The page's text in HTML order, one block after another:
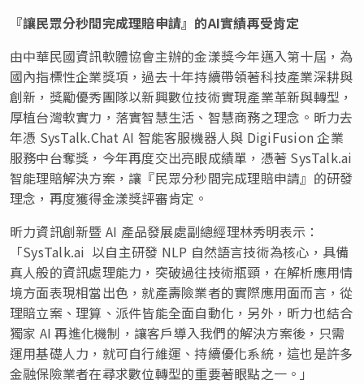
『讓民眾分秒間完成理賠申請』的AI實績再受肯定
由中華民國資訊軟體協會主辦的金漾獎今年邁入第十屆，為
國內指標性企業獎項，過去十年持續帶領著科技產業深耕與
創新，獎勵優秀團隊以新興數位技術實現產業革新與轉型，
厚植台灣軟實力，落實智慧生活、智慧商務之理念。昕力去
年憑 SysTalk.Chat AI 智能客服機器人與 DigiFusion 企業
服務中台奪獎，今年再度交出亮眼成績單，憑著 SysTalk.ai
智能理賠解決方案，讓『民眾分秒間完成理賠申請』的研發
理念，再度獲得金漾獎評審肯定。
昕力資訊創新暨 AI 產品發展處副總經理林秀明表示：
「SysTalk.ai 以自主研發 NLP 自然語言技術為核心，具備
真人般的資訊處理能力，突破過往技術瓶頸，在解析應用情
境方面表現相當出色，就產壽險業者的實際應用面而言，從
理賠立案、理算、派件皆能全面自動化， 另外，昕力也結合
獨家 AI 再進化機制，讓客戶導入我們的解決方案後，只需
運用基礎人力，就可自行維運、持續優化系統，這也是許多
金融保險業者在尋求數位轉型的重要著眼點之一。」